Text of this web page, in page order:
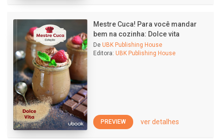
Mestre Cuca! Para você mandar
bem na cozinha: Dolce vita
De UBK Publishing House
Editora: UBK Publishing House
PREVIEW ver detalhes